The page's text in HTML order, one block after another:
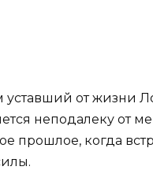
от жизни
неподалеку от
прошлое, когда